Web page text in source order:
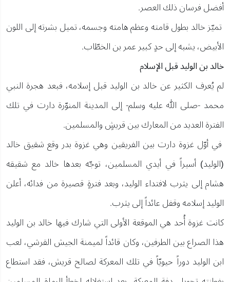
أفضل فرسان ذلك العصر.
تميّز خالد بطول قامته وعظم هامته وجسمه، تميل بشرته إلى اللون
الأبيض، يشبه إلى حدٍ كبير عمر بن الخطّاب.
خالد بن الوليد قبل الإسلام
لم يُعرف الكثير عن خالد بن الوليد قبل إسلامه، فبعد هجرة النبي
محمد -صلى الله عليه وسلم- إلى المدينة المنوّرة دارت في تلك
الفترة العديد من المعارك بين قريشٍ والمسلمين.
في أوّل غزوة دارت بين الفريقين وهي غزوة بدر وقع شقيق خالد
(الوليد) أسيراً في أيدي المسلمين، توجّه بعدها خالد مع شقيقه
هشام إلى يثرب لافتداء الوليد، وبعد فترةٍ قصيرة من فدائه، أعلن
الوليد إسلامه وقفل عائداً إلى يثرب.
كانت غزوة أُحد هي الموقعة الأولى التي شارك فيها خالد بن الوليد
هذا الصراع بين الطرفين، وكان قائداً لميمنة الجيش القرشي، لعب
ابن الوليد دوراً حيويّاً في تلك المعركة لصالح قريش، فقد استطاع